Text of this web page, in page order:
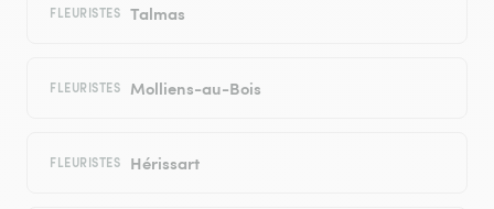
FLEURISTES Talmas
FLEURISTES Molliens-au-Bois
FLEURISTES Hérissart